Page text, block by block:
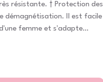
résistante. † Protection des
démagnétisation. Il est facile
femme et s'adapte
aux 7 compartiments (on
cartes par compartiment)
s'ouvre en éventail, le